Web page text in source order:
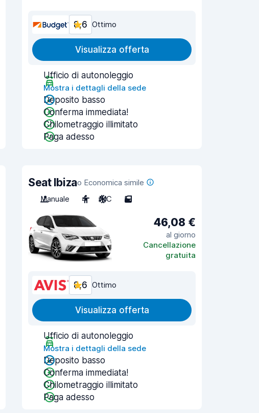
8,6 Ottimo
Visualizza offerta
Ufficio di autonoleggio
Mostra i dettagli della sede
Deposito basso
Conferma immediata!
Chilometraggio illimitato
Paga adesso
Seat Ibizao Economica simile
Manuale
4 A/C 5
46,08 €
al giorno
Cancellazione
gratuita
8,6 Ottimo
Visualizza offerta
Ufficio di autonoleggio
Mostra i dettagli della sede
Deposito basso
Conferma immediata!
Chilometraggio illimitato
Paga adesso